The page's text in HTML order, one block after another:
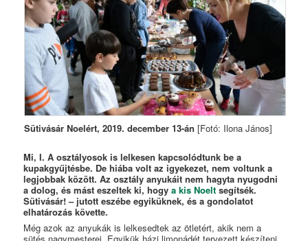
Sütivásár Noelért, 2019. december 13-án [Fotó: Ilona János]
Mi, I. A osztályosok is lelkesen kapcsolódtunk be a
kupakgyűjtésbe. De hiába volt az igyekezet, nem voltunk a
legjobbak között. Az osztály anyukáit nem hagyta nyugodni
a dolog, és mást eszeltek ki, hogya kis Noelt segítsék.
Sütivásár! – jutott eszébe egyiküknek, és a gondolatot
elhatározás követte.
Még azok az anyukák is lelkesedtek az ötletért, akik nem a